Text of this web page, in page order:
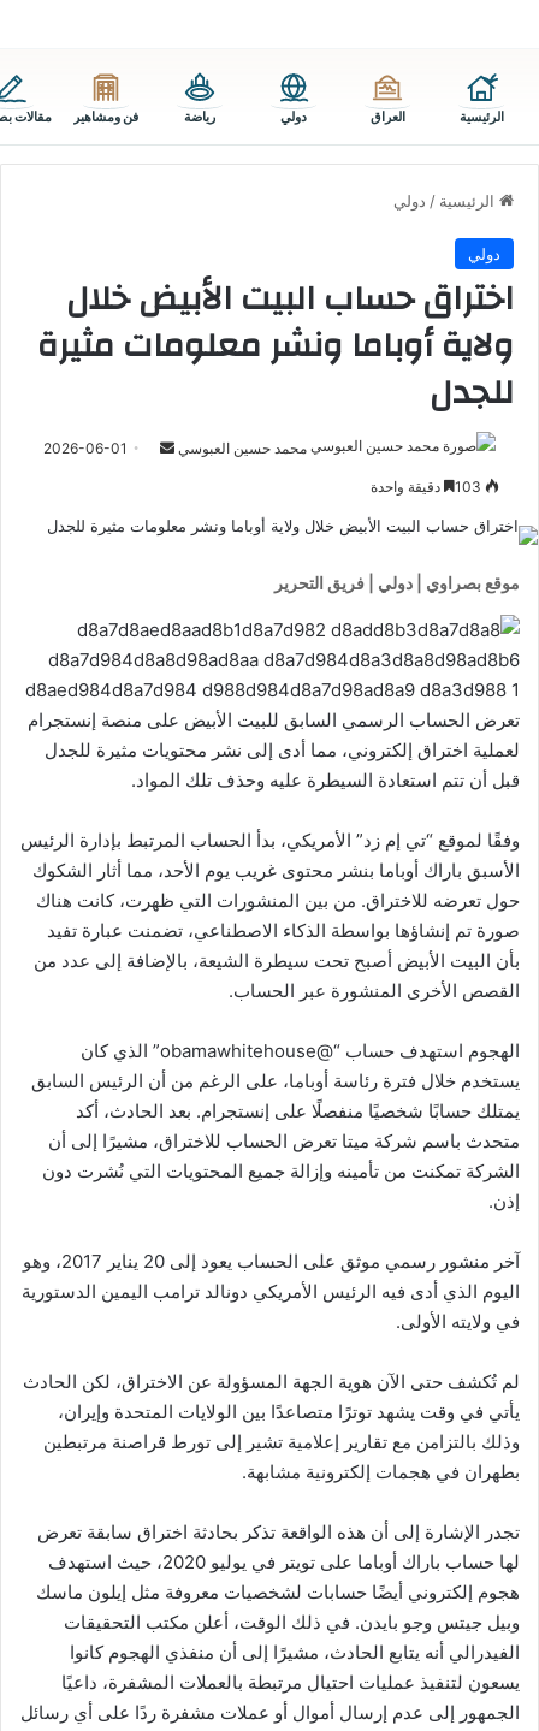
الرئيسية العراق دولي رياضة فن ومشاهير مقالات
الرئيسية / دولي
دولي
اختراق حساب البيت الأبيض خلال
ولاية أوباما ونشر معلومات مثيرة
للجدل
محمد حسين العبوسي
أرسل 2026-06-01
دقيقة واحدة
موقع بصراوي | دولي | فريق التحرير
تعرض الحساب الرسمي السابق للبيت الأبيض على منصة إنستجرام
لعملية اختراق إلكتروني، مما أدى إلى نشر محتويات مثيرة للجدل
قبل أن تتم استعادة السيطرة عليه وحذف تلك المواد.
وفقًا لموقع “تي إم زد” الأمريكي، بدأ الحساب المرتبط بإدارة الرئيس
الأسبق باراك أوباما بنشر محتوى غريب يوم الأحد، مما أثار الشكوك
حول تعرضه للاختراق. من بين المنشورات التي ظهرت، كانت هناك
صورة تم إنشاؤها بواسطة الذكاء الاصطناعي، تضمنت عبارة تفيد
بأن البيت الأبيض أصبح تحت سيطرة الشيعة، بالإضافة إلى عدد من
القصص الأخرى المنشورة عبر الحساب.
الهجوم استهدف حساب “@obamawhitehouse” الذي كان
يستخدم خلال فترة رئاسة أوباما، على الرغم من أن الرئيس السابق
يمتلك حسابًا شخصيًا منفصلًا على إنستجرام. بعد الحادث، أكد
متحدث باسم شركة ميتا تعرض الحساب للاختراق، مشيرًا إلى أن
الشركة تمكنت من تأمينه وإزالة جميع المحتويات التي نُشرت دون
إذن.
آخر منشور رسمي موثق على الحساب يعود إلى 20 يناير 2017، وهو
اليوم الذي أدى فيه الرئيس الأمريكي دونالد ترامب اليمين الدستورية
في ولايته الأولى.
لم تُكشف حتى الآن هوية الجهة المسؤولة عن الاختراق، لكن الحادث
يأتي في وقت يشهد توترًا متصاعدًا بين الولايات المتحدة وإيران،
وذلك بالتزامن مع تقارير إعلامية تشير إلى تورط قراصنة مرتبطين
بطهران في هجمات إلكترونية مشابهة.
تجدر الإشارة إلى أن هذه الواقعة تذكر بحادثة اختراق سابقة تعرض
لها حساب باراك أوباما على تويتر في يوليو 2020، حيث استهدف
هجوم إلكتروني أيضًا حسابات لشخصيات معروفة مثل إيلون ماسك
وبيل جيتس وجو بايدن. في ذلك الوقت، أعلن مكتب التحقيقات
الفيدرالي أنه يتابع الحادث، مشيرًا إلى أن منفذي الهجوم كانوا
يسعون لتنفيذ عمليات احتيال مرتبطة بالعملات المشفرة، داعيًا
الجمهور إلى عدم إرسال أموال أو عملات مشفرة ردًا على أي رسائل